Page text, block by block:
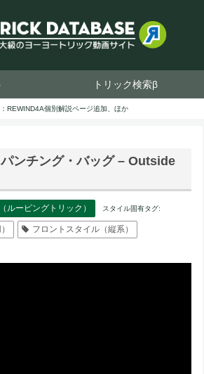
トリック検索β
REWIND4A個別解説ページ追加、ほか
ンチング・バッグ – Outside
ルーピングトリック） スタイル固有タグ:
フロントスタイル（縦系）